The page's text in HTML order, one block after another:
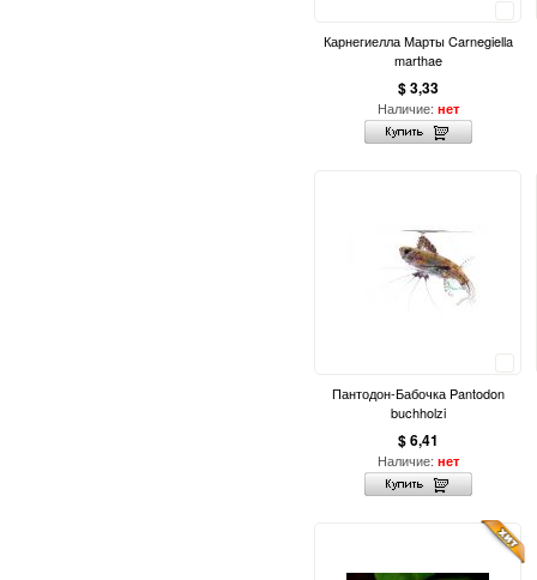
Карнегиелла Марты Carnegiella
marthae
$ 3,33
Наличие: нет
Пантодон-Бабочка Pantodon
buchholzi
$ 6,41
Наличие: нет